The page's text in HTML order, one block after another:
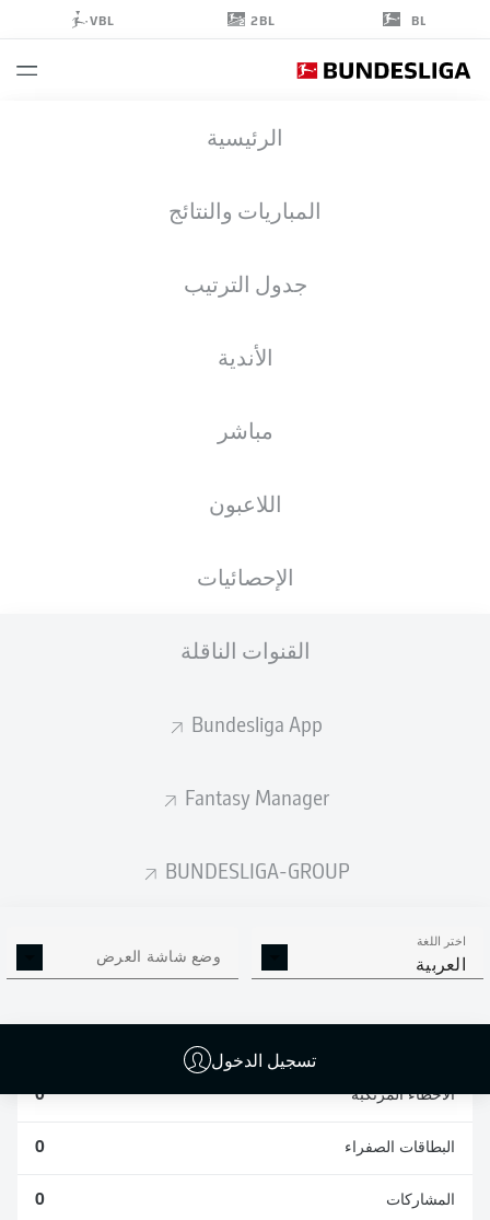
BL
2BL
VBL
الرئيسية
المباريات والنتائج
جدول الترتيب
الأندية
مباشر
اللاعبون
الإحصائيات
القنوات الناقلة
Bundesliga App
Fantasy Manager
BUNDESLIGA-GROUP
اختر اللغة
العربية وضع شاشة العرض
تسجيل الدخول
05.07.1999
إحصائيات موسم 2026/2027
الافتكاكات الناجحة
الأخطاء المرتكبة 0
البطاقات الصفراء 0
المشاركات 0